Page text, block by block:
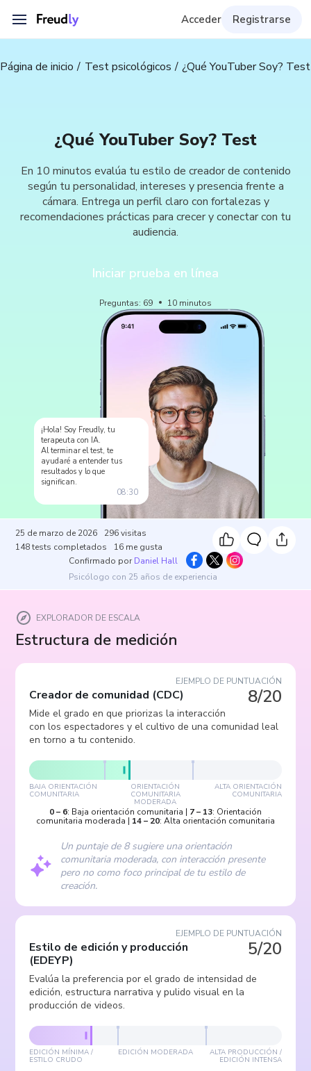
Acceder Registrarse
Página de inicio Test psicológicos ¿Qué YouTuber Soy? Test
¿Qué YouTuber Soy? Test
En 10 minutos evalúa tu estilo de creador de contenido
según tu personalidad, intereses y presencia frente a
cámara. Entrega un perfil claro con fortalezas y
recomendaciones prácticas para crecer y conectar con tu
audiencia.
Iniciar prueba en línea
Preguntas: 69 10 minutos
¡Hola! Soy Freudly, tu
terapeuta con IA.
Al terminar el test, te
ayudaré a entender tus
resultados y lo que
significan.
08:30
25 de marzo de 2026 296 visitas
148 tests completados 16 me gusta
Confirmado por Daniel Hall
Psicólogo con 25 años de experiencia
EXPLORADOR DE ESCALA
Estructura de medición
EJEMPLO DE PUNTUACIÓN
8/20
Creador de comunidad (CDC)
Mide el grado en que priorizas la interacción
con los espectadores y el cultivo de una comunidad leal
en torno a tu contenido.
BAJA ORIENTACIÓN
COMUNITARIA
ORIENTACIÓN
COMUNITARIA
MODERADA
ALTA ORIENTACIÓN
COMUNITARIA
0– 6: Baja orientación comunitaria | 7– 13: Orientación
comunitaria moderada | 14– 20: Alta orientación comunitaria
Un puntaje de 8 sugiere una orientación
comunitaria moderada, con interacción presente
pero no como foco principal de tu estilo de
creación.
EJEMPLO DE PUNTUACIÓN
5/20
Estilo de edición y producción
(EDEYP)
Evalúa la preferencia por el grado de intensidad de
edición, estructura narrativa y pulido visual en la
producción de videos.
EDICIÓN MÍNIMA /
ESTILO CRUDO
EDICIÓN MODERADA ALTA PRODUCCIÓN /
EDICIÓN INTENSA